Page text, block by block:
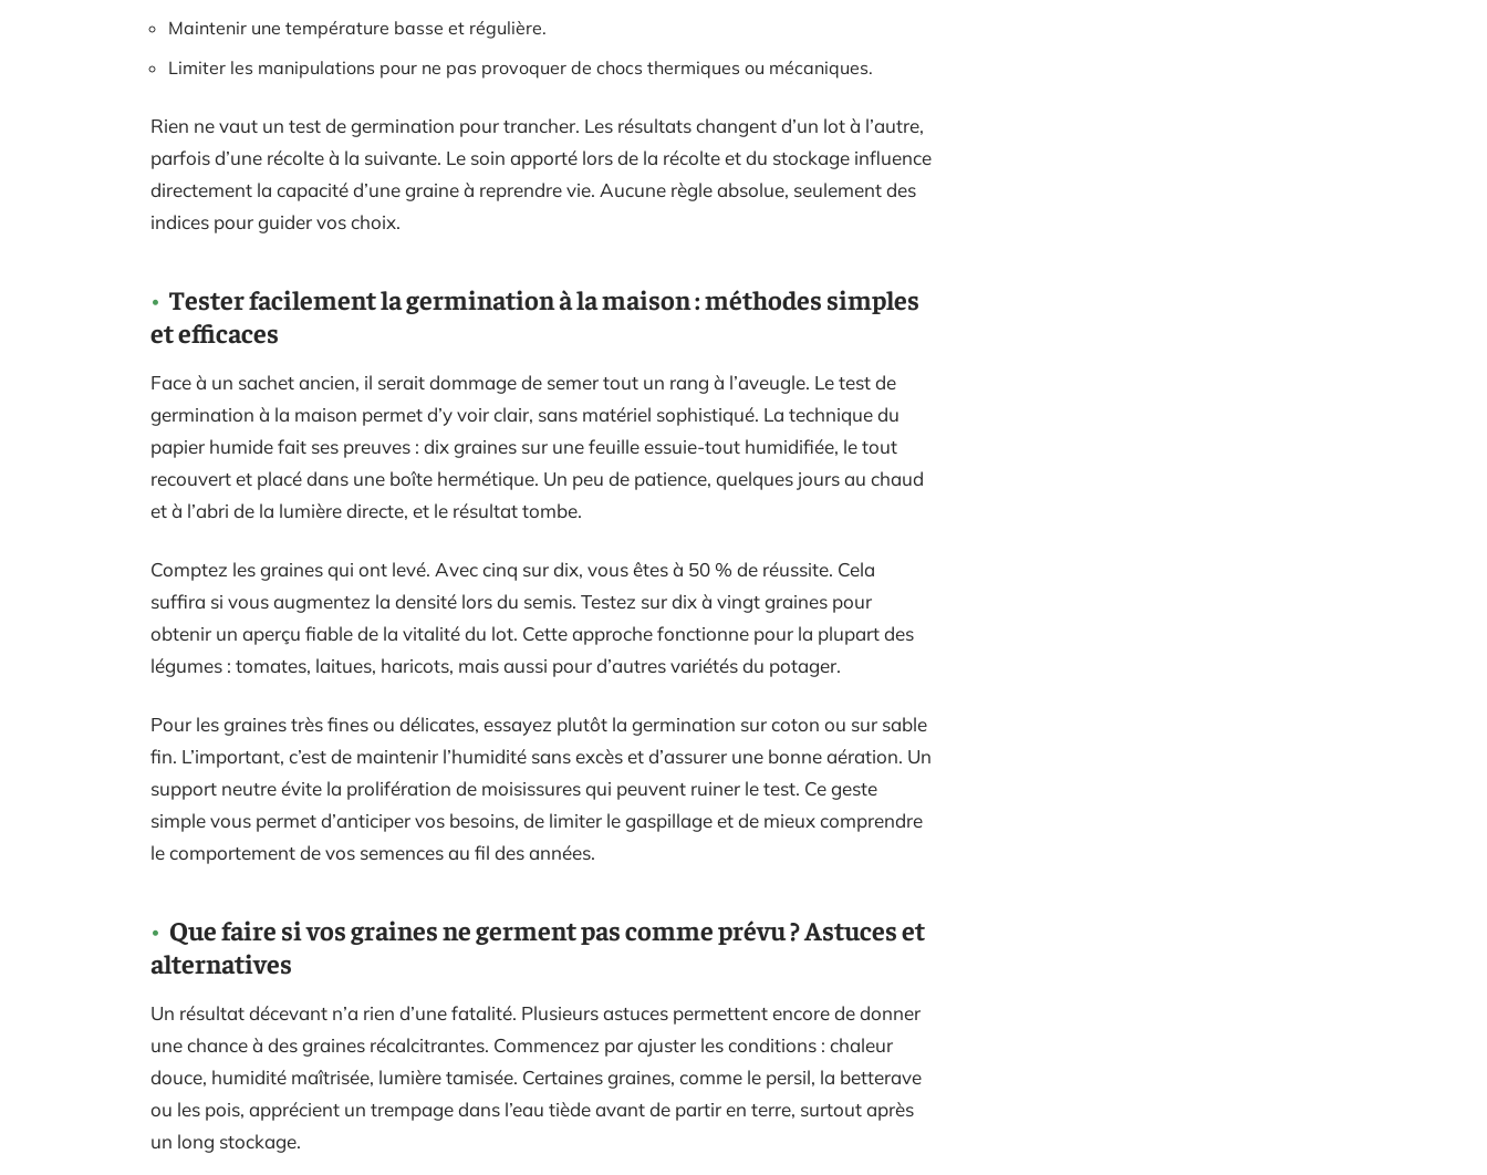
Maintenir une température basse et régulière.
Limiter les manipulations pour ne pas provoquer de chocs thermiques ou mécaniques.
Rien ne vaut un test de germination pour trancher. Les résultats changent d’un lot à l’autre,
parfois d’une récolte à la suivante. Le soin apporté lors de la récolte et du stockage influence
directement la capacité d’une graine à reprendre vie. Aucune règle absolue, seulement des
indices pour guider vos choix.
Tester facilement la germination à la maison : méthodes simples
et efficaces
Face à un sachet ancien, il serait dommage de semer tout un rang à l’aveugle. Le test de
germination à la maison permet d’y voir clair, sans matériel sophistiqué. La technique du
papier humide fait ses preuves : dix graines sur une feuille essuie-tout humidifiée, le tout
recouvert et placé dans une boîte hermétique. Un peu de patience, quelques jours au chaud
et à l’abri de la lumière directe, et le résultat tombe.
Comptez les graines qui ont levé. Avec cinq sur dix, vous êtes à 50 % de réussite. Cela
suffira si vous augmentez la densité lors du semis. Testez sur dix à vingt graines pour
obtenir un aperçu fiable de la vitalité du lot. Cette approche fonctionne pour la plupart des
légumes : tomates, laitues, haricots, mais aussi pour d’autres variétés du potager.
Pour les graines très fines ou délicates, essayez plutôt la germination sur coton ou sur sable
fin. L’important, c’est de maintenir l’humidité sans excès et d’assurer une bonne aération. Un
support neutre évite la prolifération de moisissures qui peuvent ruiner le test. Ce geste
simple vous permet d’anticiper vos besoins, de limiter le gaspillage et de mieux comprendre
le comportement de vos semences au fil des années.
Que faire si vos graines ne germent pas comme prévu ? Astuces et
alternatives
Un résultat décevant n’a rien d’une fatalité. Plusieurs astuces permettent encore de donner
une chance à des graines récalcitrantes. Commencez par ajuster les conditions : chaleur
douce, humidité maîtrisée, lumière tamisée. Certaines graines, comme le persil, la betterave
ou les pois, apprécient un trempage dans l’eau tiède avant de partir en terre, surtout après
un long stockage.